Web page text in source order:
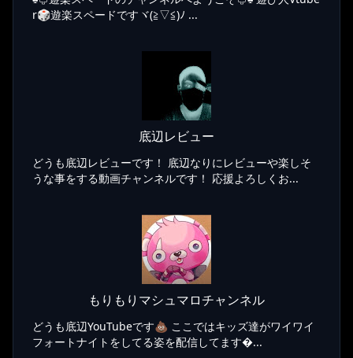
r🎲遊楽スペードですヾ(≧▽≦)ﾉ ...
底辺レビュー
どうも底辺レビューです！ 底辺なりにレビューや楽しそ
うな事をする動画チャンネルです！ 応援よろしくお...
もりもりマシュマロチャンネル
どうも底辺YouTubeです💩 ここではキッズ達がワイワイ
フォートナイトをしてる姿を配信してます...